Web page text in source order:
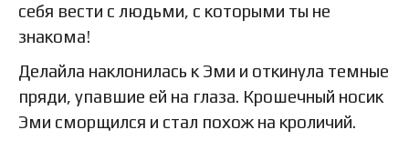
себя вести с людьми, с которыми ты не
знакома!
Делайла наклонилась к Эми и откинула темные
пряди, упавшие ей на глаза. Крошечный носик
Эми сморщился и стал похож на кроличий.